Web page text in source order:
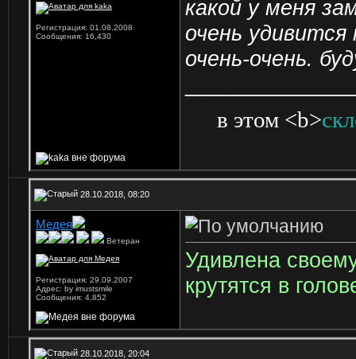
Регистрация: 01.08.2008
Сообщения: 16,430
какой у меня
очень удивится
очень-очень.
в этом <b>
28.10.2018, 08:20
Мeдeя
Ветеран
Регистрация: 29.09.2007
Адрес: by imustsmile
Сообщения: 4,852
Удивлена
крутятся в
28.10.2018, 20:04